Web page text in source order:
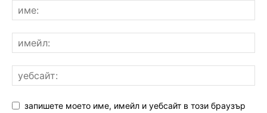
запишете моето име, имейл и уебсайт в този браузър